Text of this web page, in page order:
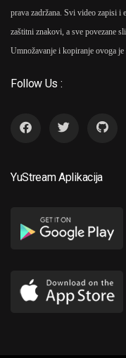
prava zadržana. Svi video zapisi i
zaštitni znakovi, a sve povezane
Umnožavanje i kopiranje ovoga je
Follow Us :
YuStream Aplikacija